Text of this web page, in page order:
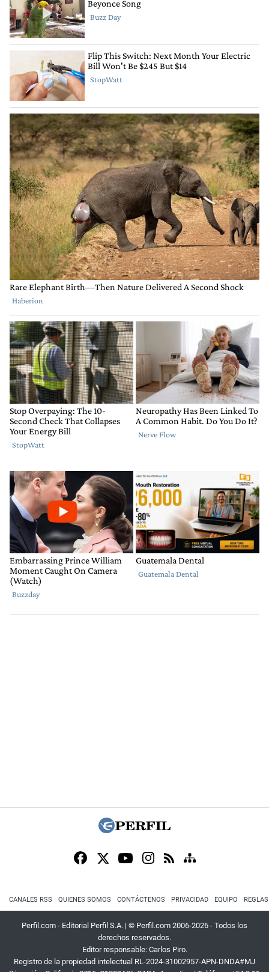
CANALES RSS QUIENES SOMOS CONTÁCTENOS PRIVACIDAD EQUIPO
Perfil.com - Editorial Perfil S.A. | © Perfil.com 2006-2026 - Todos los
derechos reservados.
Editor responsable: Carlos Piro.
Registro de la propiedad intelectual RL-2024-31002957-APN-DNDA#MJ